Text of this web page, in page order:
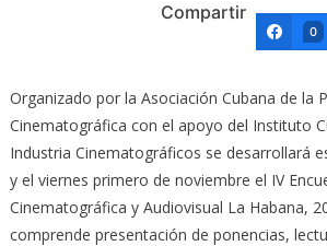
Compartir
0
Organizado por la Asociación Cubana de la
Cinematográfica con el apoyo del Instituto
Industria Cinematográficos se desarrollará
y el viernes primero de noviembre el IV
Cinematográfica y Audiovisual La Habana,
comprende presentación de ponencias,